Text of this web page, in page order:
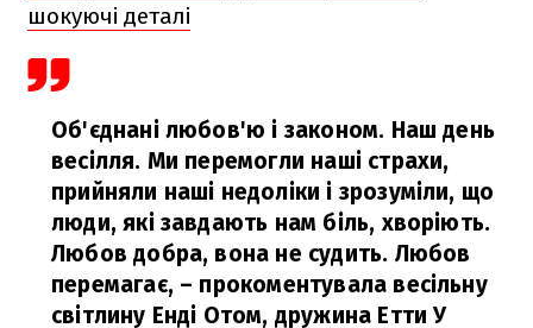
шокуючі деталі
Об'єднані любов'ю і законом. Наш день
весілля. Ми перемогли наші страхи,
прийняли наші недоліки і зрозуміли, що
люди, які завдають нам біль, хворіють.
Любов добра, вона не судить. Любов
перемагає, – прокоментувала весільну
світлину Енді Отом, дружина Етти У